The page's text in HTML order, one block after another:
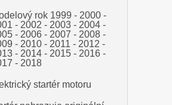
rok 1999 - 2000 -
- 2002 - 2003 - 2004 -
- 2006 - 2007 - 2008 -
- 2010 - 2011 - 2012 -
- 2014 - 2015 - 2016 -
- 2018
startér motoru